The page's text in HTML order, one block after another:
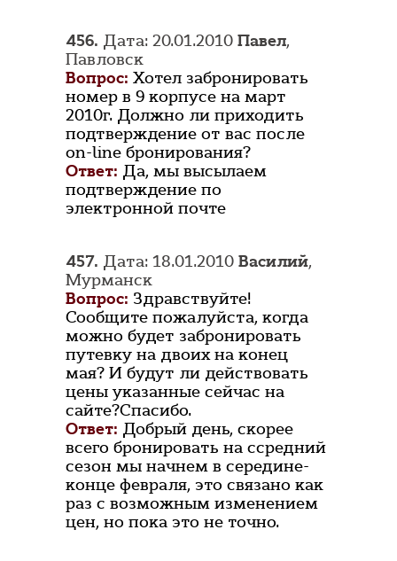
456. Дата: 20.01.2010 Павел,
Павловск
Вопрос: Хотел забронировать
номер в 9 корпусе на март
2010г. Должно ли приходить
подтверждение от вас после
on-line бронирования?
Ответ: Да, мы высылаем
подтверждение по
электронной почте
457. Дата: 18.01.2010 Василий,
Мурманск
Вопрос: Здравствуйте!
Сообщите пожалуйста, когда
можно будет забронировать
путевку на двоих на конец
мая? И будут ли действовать
цены указанные сейчас на
сайте?Спасибо.
Ответ: Добрый день, скорее
всего бронировать на ссредний
сезон мы начнем в середине-
конце февраля, это связано как
раз с возможным изменением
цен, но пока это не точно.